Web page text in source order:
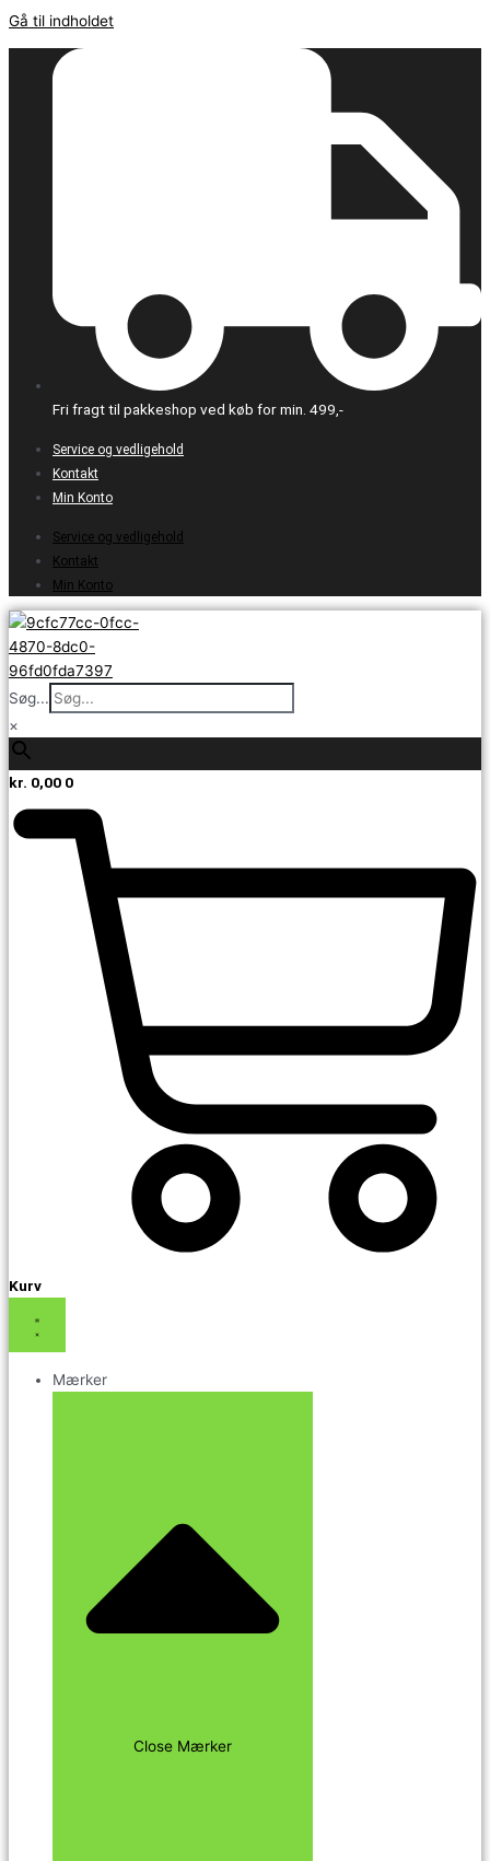
Gå til indholdet
Fri fragt til pakkeshop ved køb for min. 499,-
Service og vedligehold
Kontakt
Min Konto
Service og vedligehold
Kontakt
Min Konto
Søg...
×
kr. 0,00 0
Kurv
Mærker
Close Mærker